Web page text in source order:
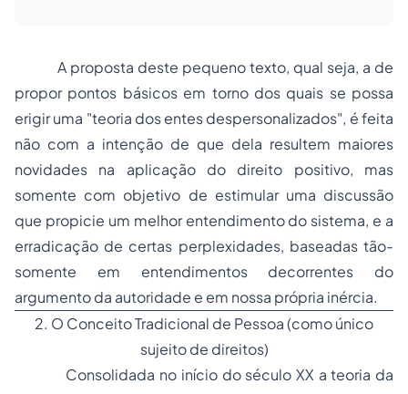
A proposta deste pequeno texto, qual seja, a de
propor pontos básicos em torno dos quais se possa
erigir uma "teoria dos entes despersonalizados", é feita
não com a intenção de que dela resultem maiores
novidades na aplicação do direito positivo, mas
somente com objetivo de estimular uma discussão
que propicie um melhor entendimento do sistema, e a
erradicação de certas perplexidades, baseadas tão-
somente em entendimentos decorrentes do
argumento da autoridade e em nossa própria inércia.
2. O Conceito Tradicional de Pessoa (como único
sujeito de direitos)
Consolidada no início do século XX a teoria da